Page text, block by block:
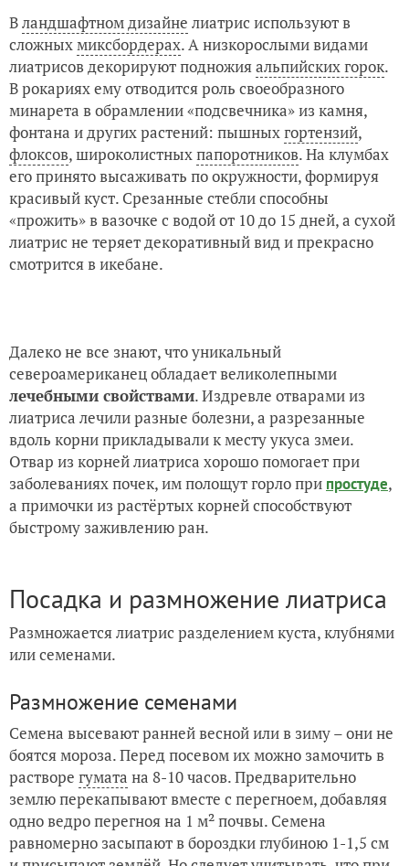
Вландшафтном дизайне лиатрис используют в
сложныхмиксбордерах. А низкорослыми видами
лиатрисов декорируют подножияальпийских горок.
В рокариях ему отводится роль своеобразного
минарета в обрамлении «подсвечника» из камня,
фонтана и других растений: пышныхгортензий,
флоксов, широколистныхпапоротников. На клумбах
его принято высаживать по окружности, формируя
красивый куст. Срезанные стебли способны
«прожить» в вазочке с водой от 10 до 15 дней, а сухой
лиатрис не теряет декоративный вид и прекрасно
смотрится в икебане.
Далеко не все знают, что уникальный
североамериканец обладает великолепными
лечебными свойствами. Издревле отварами из
лиатриса лечили разные болезни, а разрезанные
вдоль корни прикладывали к месту укуса змеи.
Отвар из корней лиатриса хорошо помогает при
заболеваниях почек, им полощут горло при простуде,
а примочки из растёртых корней способствуют
быстрому заживлению ран.
Посадка и размножение лиатриса
Размножается лиатрис разделением куста, клубнями
или семенами.
Размножение семенами
Семена высевают ранней весной или в зиму – они не
боятся мороза. Перед посевом их можно замочить в
растворе гумата на 8-10 часов. Предварительно
землю перекапывают вместе с перегноем, добавляя
одно ведро перегноя на 1 м² почвы. Семена
равномерно засыпают в бороздки глубиною 1-1,5 см